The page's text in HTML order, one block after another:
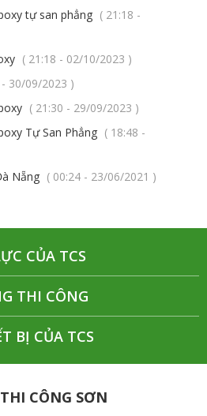
tự san phẳng ( 21:18 -
( 21:18 - 02/10/2023 )
- 30/09/2023 )
( 21:30 - 29/09/2023 )
Tự San Phẳng ( 18:48 -
Nẵng ( 00:24 - 23/06/2021 )
CỦA TCS
THI CÔNG
BỊ CỦA TCS
CÔNG SƠN